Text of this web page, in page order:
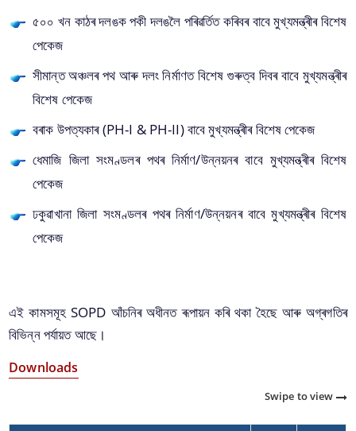
পানী যোগান নলী বহুৱাবৰ অনুমতিৰ বাবে আবেদন কৰক
We have tried to link all Information & Services
together to help you locate them faster.
আঁচনি আৰু প্রকল্পসমূহ
অসম ৰাজ্যিক পথ প্ৰকল্প
মুখ্যমন্ত্ৰীৰ বিশেষ পেকেজ
মুখ্যমন্ত্ৰীৰ পকী পথ নিৰ্মাণ আঁচনি (MPNA)
এনইএছআৰআইপি (NESRIP)
৫০০ খন কাঠৰ দলঙক পকী দলঙলৈ পৰিৱৰ্তিত কৰিবৰ বাবে মুখ্যমন্ত্ৰীৰ বিশেষ
পেকেজ
সীমান্ত অঞ্চলৰ পথ আৰু দলং নিৰ্মাণত বিশেষ গুৰুত্ব দিবৰ বাবে মুখ্যমন্ত্ৰীৰ
বিশেষ পেকেজ
বৰাক উপত্যকাৰ (PH-I & PH-II) বাবে মুখ্যমন্ত্ৰীৰ বিশেষ পেকেজ
ধেমাজি জিলা সংমণ্ডলৰ পথৰ নিৰ্মাণ/উন্নয়নৰ বাবে মুখ্যমন্ত্ৰীৰ বিশেষ
পেকেজ
ঢকুৱাখানা জিলা সংমণ্ডলৰ পথৰ নিৰ্মাণ/উন্নয়নৰ বাবে মুখ্যমন্ত্ৰীৰ বিশেষ
পেকেজ
এই কামসমূহ SOPD আঁচনিৰ অধীনত ৰূপায়ন কৰি থকা হৈছে আৰু অগ্ৰগতিৰ
বিভিন্ন পৰ্যায়ত আছে।
Downloads
Swipe to view